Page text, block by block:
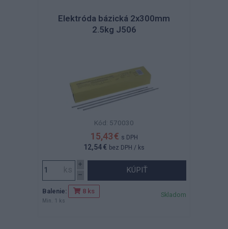
Elektróda bázická 2x300mm
2.5kg J506
Kód: 570030
15,43 € s DPH
12,54 € bez DPH / ks
KÚPIŤ
Balenie: 8 ks
Min. 1 ks
Skladom